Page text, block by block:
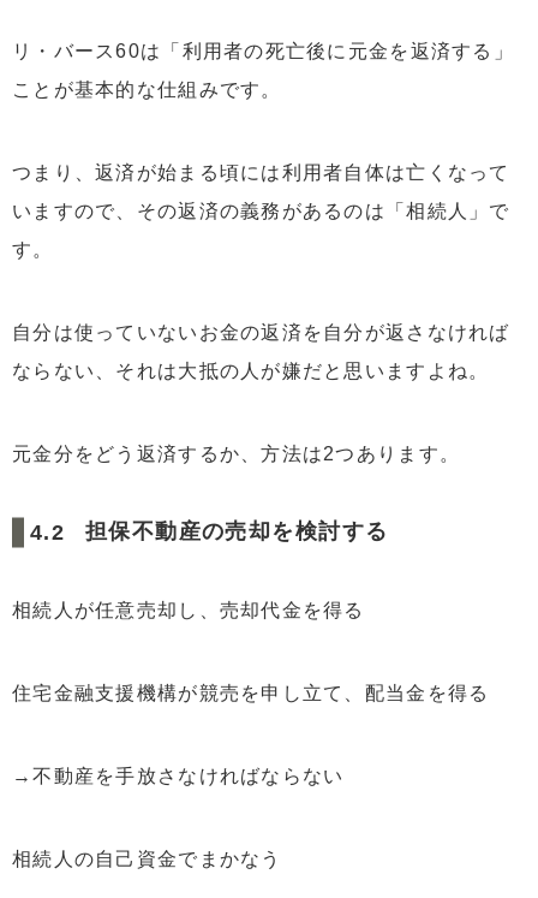
リ・バース60は「利用者の死亡後に元金を返済する」
ことが基本的な仕組みです。
つまり、返済が始まる頃には利用者自体は亡くなって
いますので、その返済の義務があるのは「相続人」で
す。
自分は使っていないお金の返済を自分が返さなければ
ならない、それは大抵の人が嫌だと思いますよね。
元金分をどう返済するか、方法は2つあります。
担保不動産の売却を検討する
相続人が任意売却し、売却代金を得る
住宅金融支援機構が競売を申し立て、配当金を得る
→不動産を手放さなければならない
相続人の自己資金でまかなう